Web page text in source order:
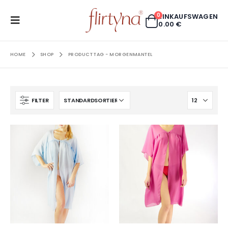
0EINKAUFSWAGEN
0.00 €
HOME SHOP PRODUCT TAG - MORGENMANTEL
FILTER